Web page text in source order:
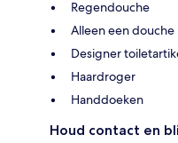
Regendouche
Alleen een douche
Designer
Haardroger
Handdoeken
Houd contact en